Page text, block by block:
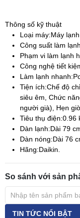
Thông số kỹ thuật
Loại máy:Máy
Công suất làm
Phạm vi làm lạnh
Công nghệ tiết
Làm lạnh nhanh:
Tiện ích:Chế độ
siêu êm, Chức
người già), Hẹn
Tiêu thụ điện:0.96
Dàn lạnh:Dài 79
Dàn nóng:Dài 76
Hãng:Daikin.
So sánh với sản
TIN TỨC NỔI BẬT